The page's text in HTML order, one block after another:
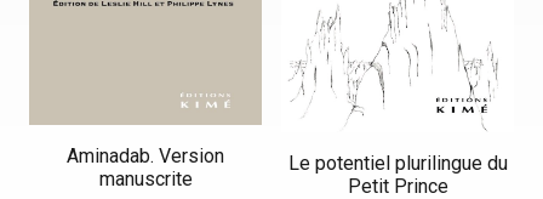
Aminadab. Version
manuscrite
Le potentiel plurilingue du
Petit Prince